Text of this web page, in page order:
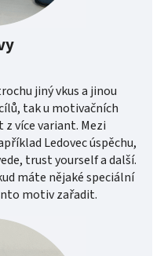
jiný vkus a jinou
tak u motivačních
více variant. Mezi
Ledovec úspěchu,
trust yourself a další.
máte nějaké speciální
motiv zařadit.